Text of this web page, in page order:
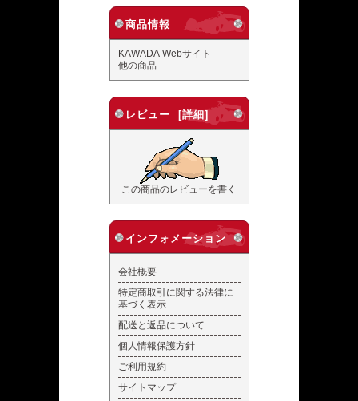
商品情報
KAWADA Webサイト
他の商品
レビュー [詳細]
この商品のレビューを書く
インフォメーション
会社概要
特定商取引に関する法律に
基づく表示
配送と返品について
個人情報保護方針
ご利用規約
サイトマップ